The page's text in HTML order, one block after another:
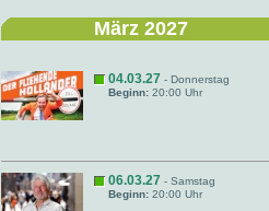
März 2027
04.03.27 - Donnerstag
Beginn: 20:00 Uhr
06.03.27 - Samstag
Beginn: 20:00 Uhr